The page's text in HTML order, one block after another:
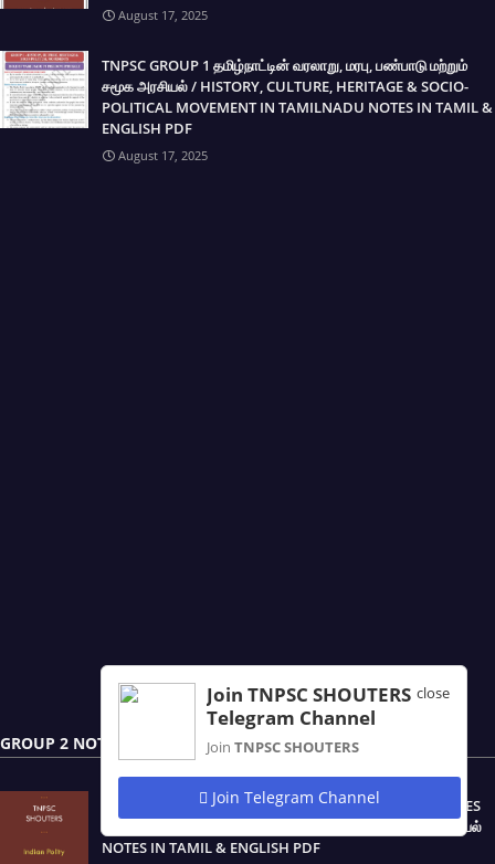
August 17, 2025
TNPSC GROUP 1 தமிழ்நாட்டின் வரலாறு, மரபு, பண்பாடு மற்றும்
சமூக அரசியல் / HISTORY, CULTURE, HERITAGE & SOCIO-
POLITICAL MOVEMENT IN TAMILNADU NOTES IN TAMIL &
ENGLISH PDF
August 17, 2025
GROUP 2 NOTES
TNPSC PRELIMINARY EXAM OF GROUP - 2 & 2A SERVICES
(CSSE - II) POLITICAL SCIENCE / POLITY / இந்திய ஆட்சியியல்
NOTES IN TAMIL & ENGLISH PDF
close
Join TNPSC SHOUTERS
Telegram Channel
Join TNPSC SHOUTERS
Join Telegram Channel